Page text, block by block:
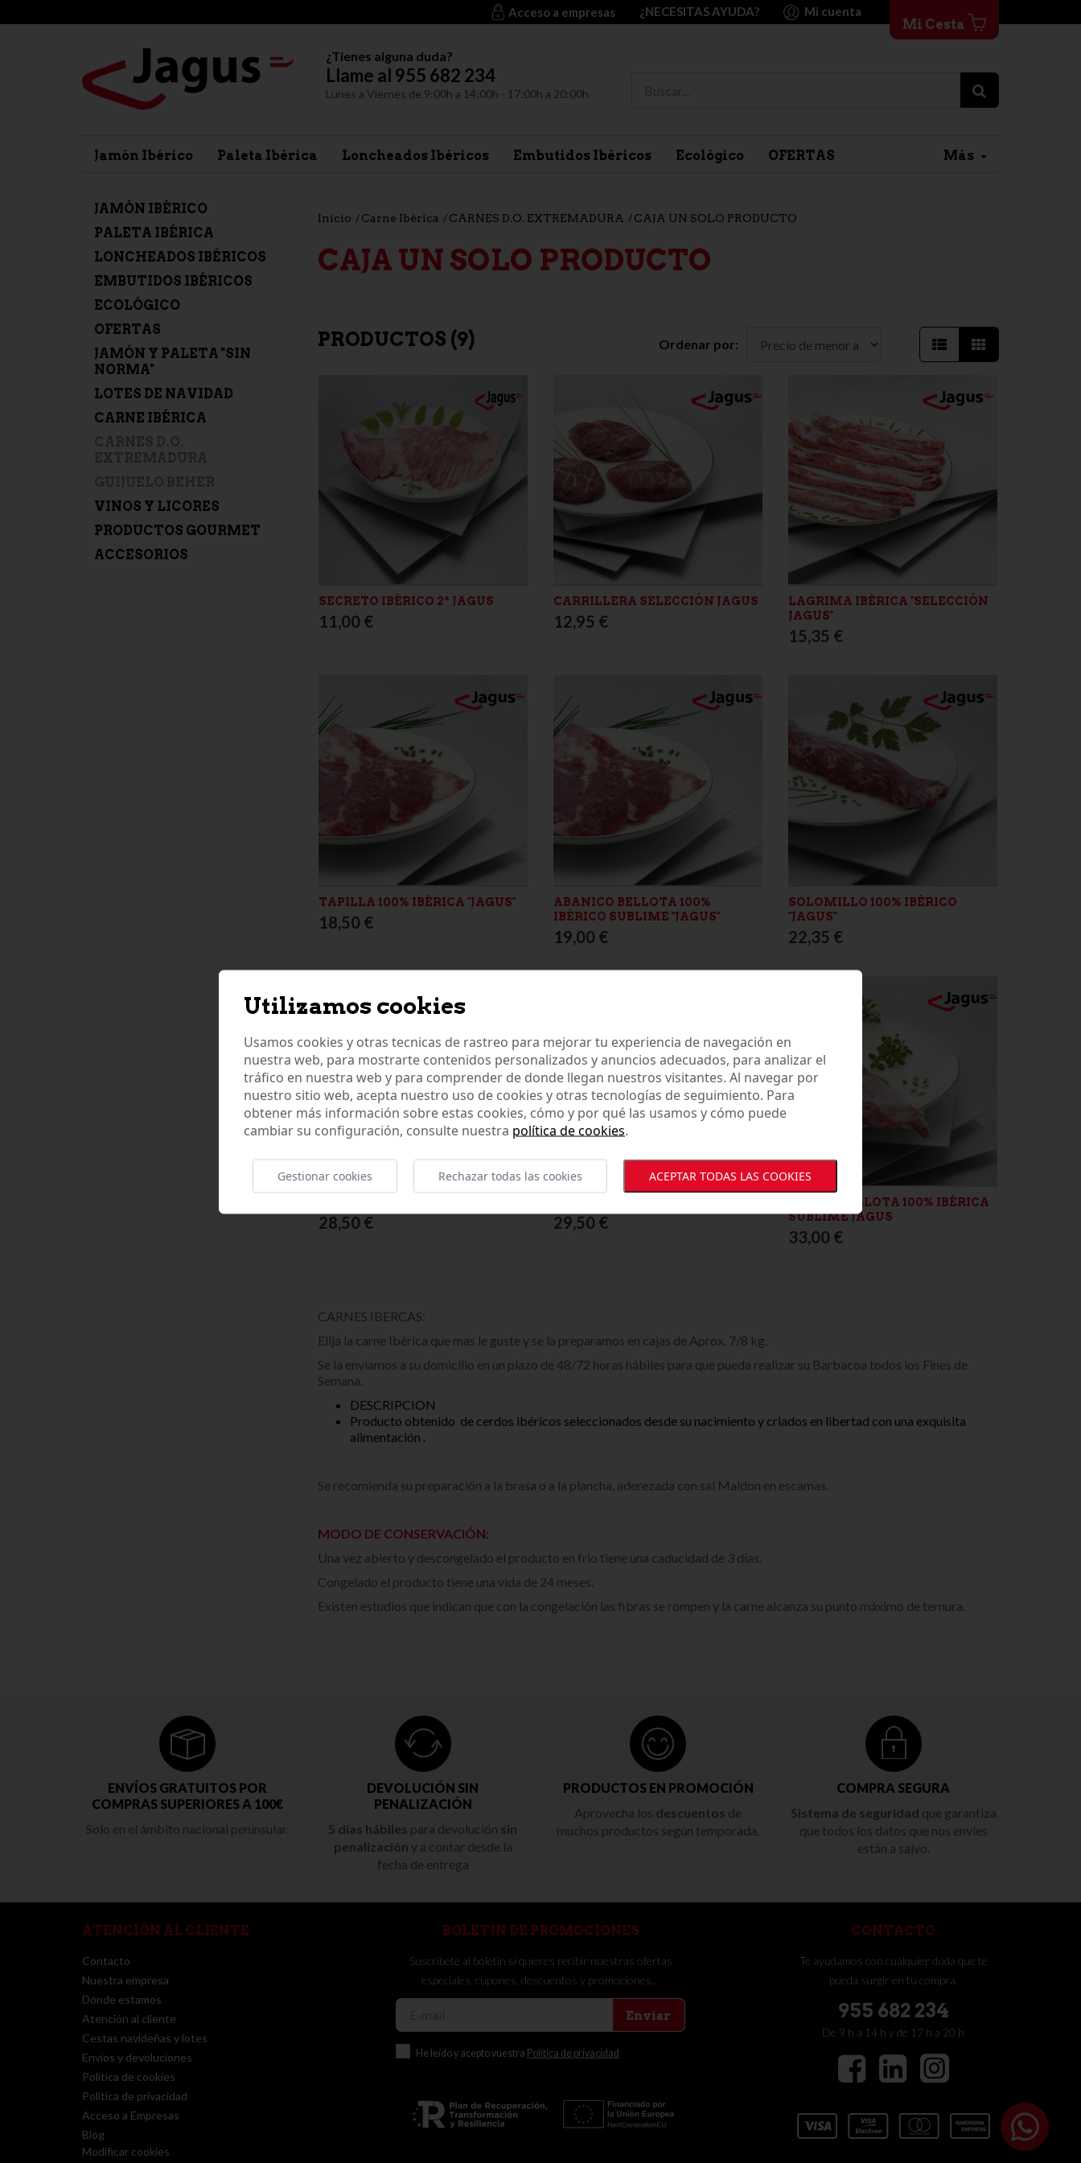
Acceso a empresas ¿NECESITAS AYUDA? Mi cuenta
Mi Cesta
¿Tienes alguna duda?
Llame al 955 682 234
Lunes a Viernes de 9:00h a 14:00h - 17:00h a 20:00h
Más
Jamón Ibérico Paleta Ibérica Loncheados Ibéricos Embutidos Ibéricos Ecológico OFERTAS
JAMÓN IBÉRICO
PALETA IBÉRICA
LONCHEADOS IBÉRICOS
EMBUTIDOS IBÉRICOS
ECOLÓGICO
OFERTAS
JAMÓN Y PALETA "SIN
NORMA"
LOTES DE NAVIDAD
CARNE IBÉRICA
VINOS Y LICORES
PRODUCTOS GOURMET
ACCESORIOS
Inicio Carne Ibérica CARNES D.O. EXTREMADURA CAJA UN SOLO PRODUCTO
CAJA UN SOLO PRODUCTO
PRODUCTOS (9) Ordenar por:
SECRETO IBÉRICO 2ª JAGUS
11,00 €
CARRILLERA SELECCIÓN JAGUS
12,95 €
LAGRIMA IBÉRICA "SELECCIÓN
JAGUS"
15,35 €
TAPILLA 100% IBÉRICA "JAGUS"
18,50 €
ABANICO BELLOTA 100%
IBÉRICO SUBLIME "JAGUS"
19,00 €
SOLOMILLO 100% IBÉRICO
"JAGUS"
22,35 €
28,50 € 29,50 €
PLUMA BELLOTA 100% IBÉRICA
SUBLIME JAGUS
33,00 €
CARNES IBERCAS:
Elija la carne Ibérica que mas le guste y se la preparamos en cajas de Aprox. 7/8 kg.
Se la enviamos a su domicilio en un plazo de 48/72 horas hábiles para que pueda realizar su Barbacoa todos los Fines de
Semana.
DESCRIPCION
Producto obtenido de cerdos ibéricos seleccionados desde su nacimiento y criados en libertad con una exquisita
alimentación .
Se recomienda su preparación a la brasa o a la plancha, aderezada con sal Maldon en escamas.
MODO DE CONSERVACIÓN:
Una vez abierto y descongelado el producto en frio tiene una caducidad de 3 días.
Congelado el producto tiene una vida de 24 meses.
Existen estudios que indican que con la congelación las fibras se rompen y la carne alcanza su punto máximo de ternura.
ENVÍOS GRATUITOS POR
COMPRAS SUPERIORES A 100€
Solo en el ámbito nacional peninsular.
DEVOLUCIÓN SIN
PENALIZACIÓN
5 días hábiles para devolución sin
penalización y a contar desde la
fecha de entrega
PRODUCTOS EN PROMOCIÓN
Aprovecha los descuentos de
muchos productos según temporada.
COMPRA SEGURA
Sistema de seguridad que garantiza
que todos los datos que nos envíes
están a salvo.
ATENCIÓN AL CLIENTE
Contacto
Nuestra empresa
Dónde estamos
Atención al cliente
Cestas navideñas y lotes
Envíos y devoluciones
Política de cookies
Política de privacidad
Acceso a Empresas
Blog
Modificar cookies
BOLETÍN DE PROMOCIONES
Suscríbete al boletín si quieres recibir nuestras ofertas
especiales, cupones, descuentos y promociones…
Enviar
He leído y acepto vuestra Política de privacidad
CONTACTO
Te ayudamos con cualquier duda que te
pueda surgir en tu compra.
955 682 234
De 9 h a 14 h y de 17 h a 20 h
Utilizamos cookies
Usamos cookies y otras tecnicas de rastreo para mejorar tu experiencia de navegación en
nuestra web, para mostrarte contenidos personalizados y anuncios adecuados, para analizar el
tráfico en nuestra web y para comprender de donde llegan nuestros visitantes. Al navegar por
nuestro sitio web, acepta nuestro uso de cookies y otras tecnologías de seguimiento. Para
obtener más información sobre estas cookies, cómo y por qué las usamos y cómo puede
cambiar su configuración, consulte nuestra política de cookies.
Gestionar cookies Rechazar todas las cookies ACEPTAR TODAS LAS COOKIES